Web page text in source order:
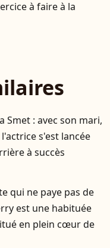
à faire à la
Smet : avec son mari,
s'est lancée
à succès
qui ne paye pas de
est une habituée
en plein cœur de